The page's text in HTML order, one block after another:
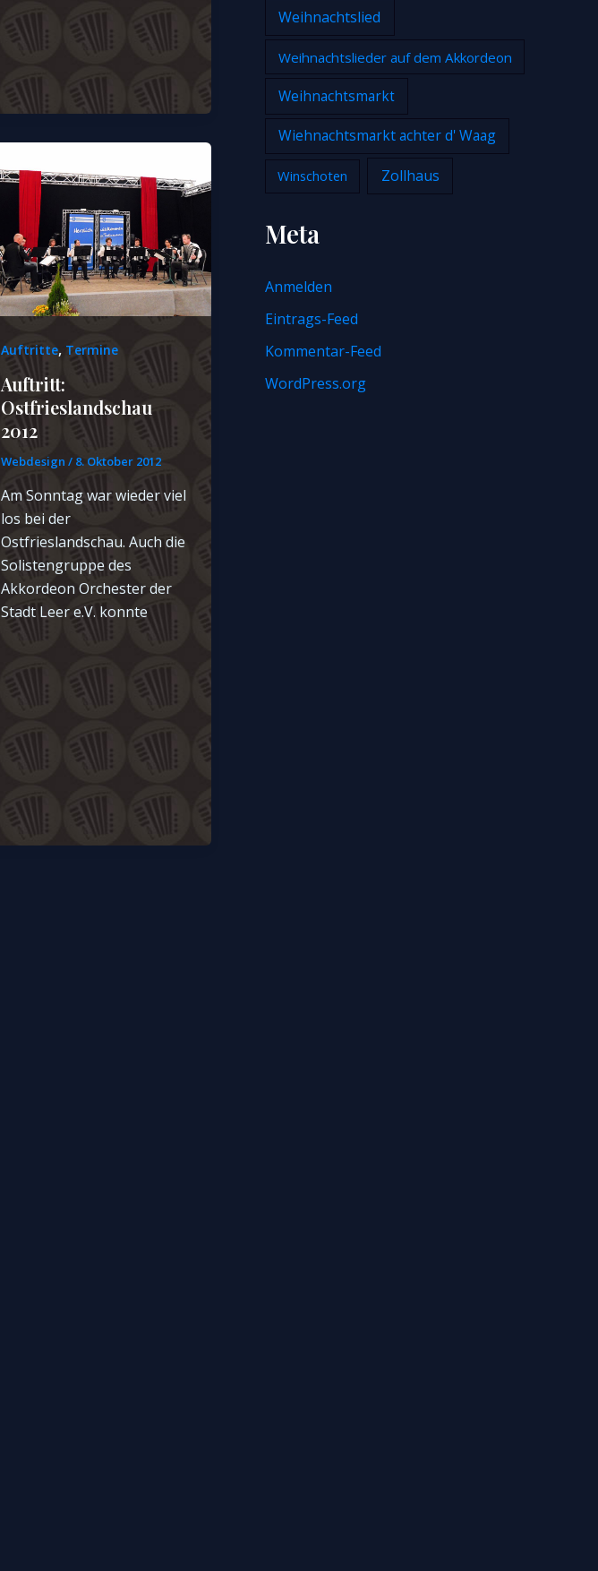
Auftritte, Termine
Auftritt:
Ostfrieslandschau
2012
Webdesign/ 8. Oktober 2012
Am Sonntag war wieder viel
los bei der
Ostfrieslandschau. Auch die
Solistengruppe des
Akkordeon Orchester der
Stadt Leer e.V. konnte
Weihnachtslied
Weihnachtslieder auf dem Akkordeon
Weihnachtsmarkt
Wiehnachtsmarkt achter d' Waag
Winschoten Zollhaus
Meta
Anmelden
Eintrags-Feed
Kommentar-Feed
WordPress.org